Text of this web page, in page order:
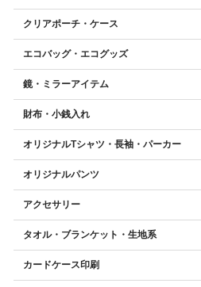
クリアポーチ・ケース
エコバッグ・エコグッズ
鏡・ミラーアイテム
財布・小銭入れ
オリジナルTシャツ・長袖・パーカー
オリジナルパンツ
アクセサリー
タオル・ブランケット・生地系
カードケース印刷